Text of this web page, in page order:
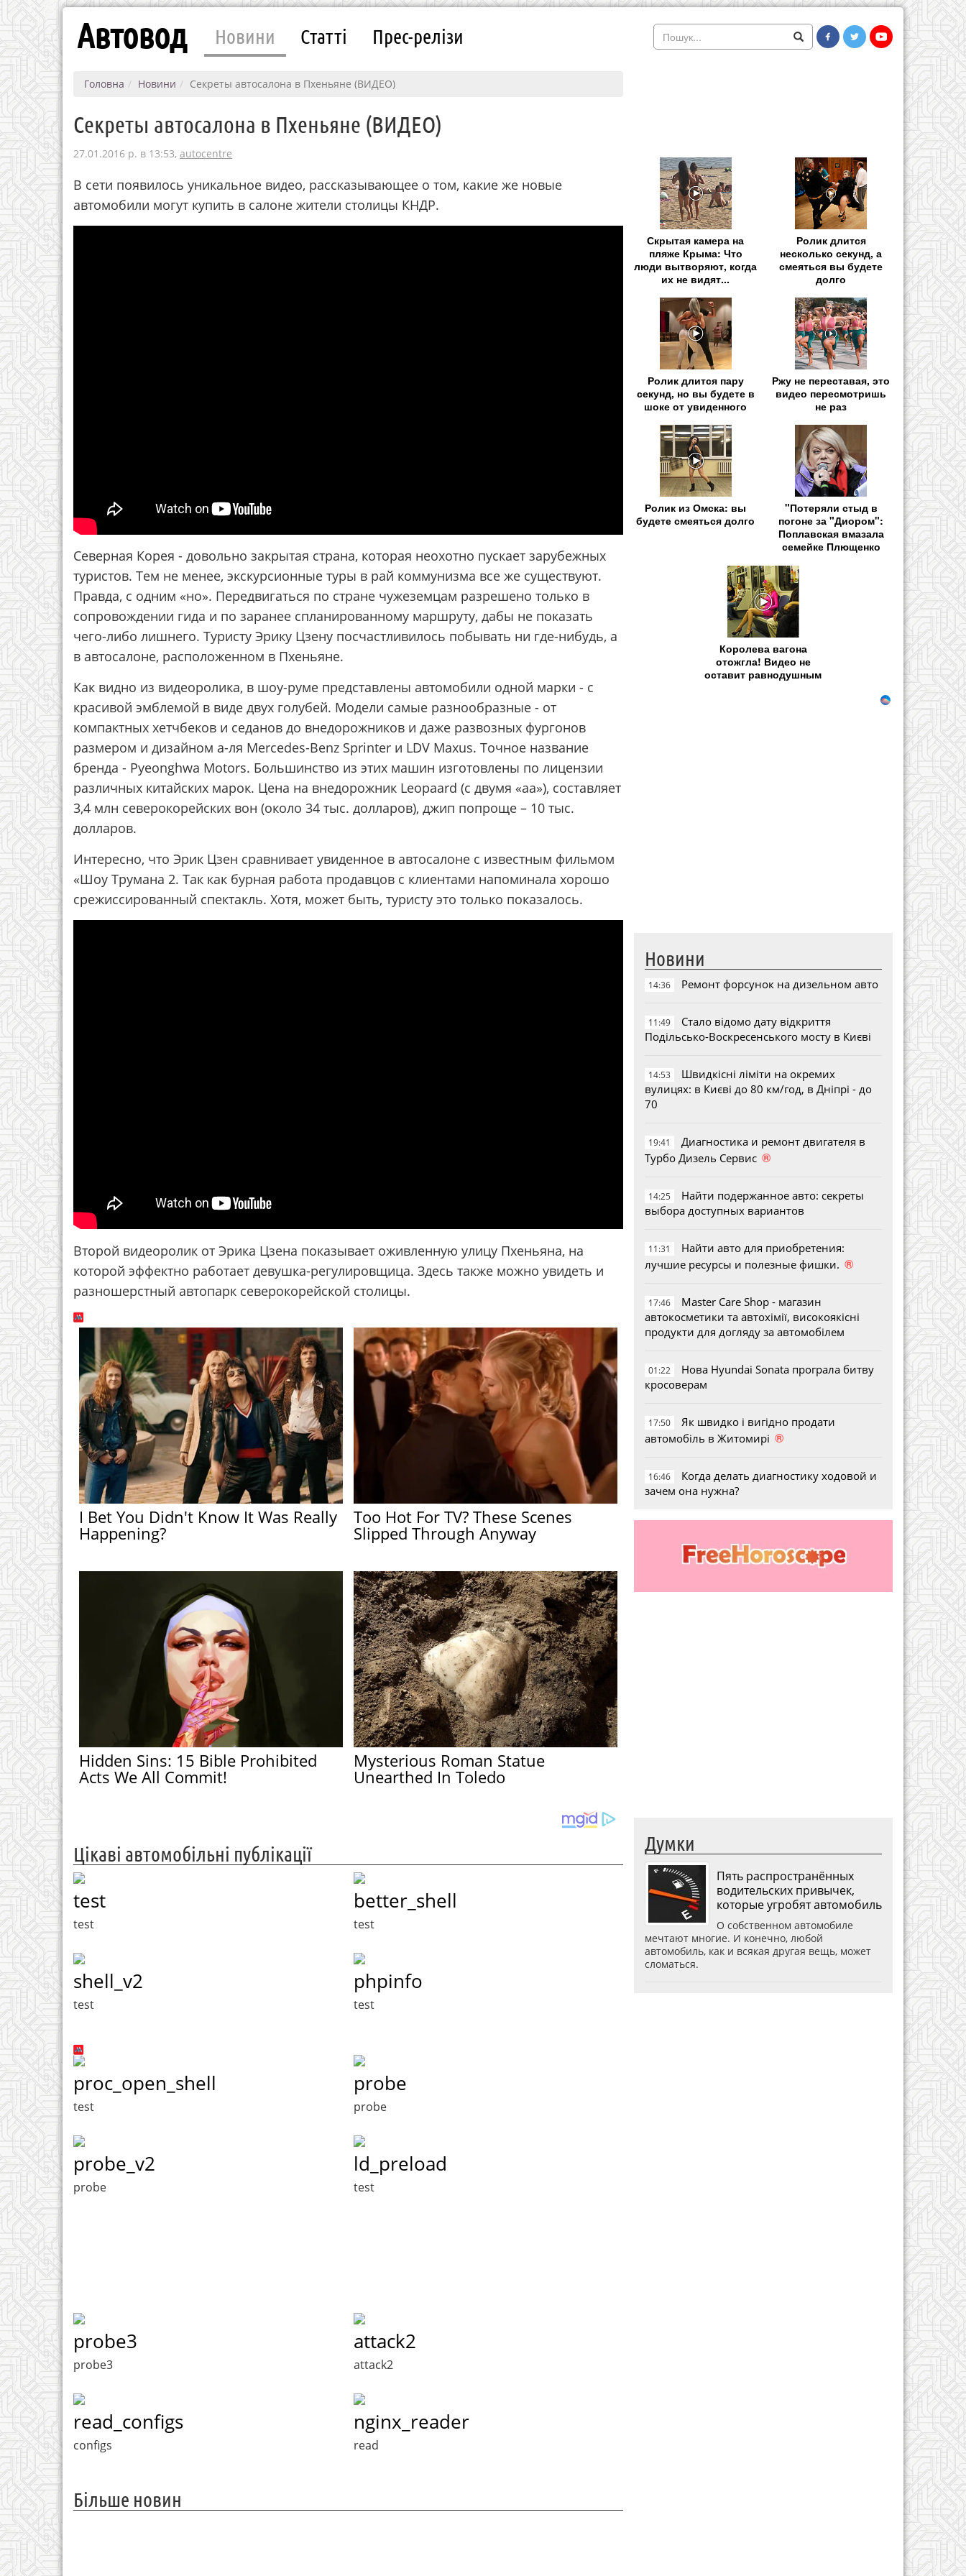
Автовод Новини Статті Прес-релізи
Головна Новини Секреты автосалона в Пхеньяне (ВИДЕО)
Секреты автосалона в Пхеньяне (ВИДЕО)
27.01.2016 р. в 13:53, autocentre
В сети появилось уникальное видео, рассказывающее о том, какие же новые
автомобили могут купить в салоне жители столицы КНДР.
Северная Корея - довольно закрытая страна, которая неохотно пускает зарубежных
туристов. Тем не менее, экскурсионные туры в рай коммунизма все же существуют.
Правда, с одним «но». Передвигаться по стране чужеземцам разрешено только в
сопровождении гида и по заранее спланированному маршруту, дабы не показать
чего-либо лишнего. Туристу Эрику Цзену посчастливилось побывать ни где-нибудь, а
в автосалоне, расположенном в Пхеньяне.
Как видно из видеоролика, в шоу-руме представлены автомобили одной марки - с
красивой эмблемой в виде двух голубей. Модели самые разнообразные - от
компактных хетчбеков и седанов до внедорожников и даже развозных фургонов
размером и дизайном а-ля Mercedes-Benz Sprinter и LDV Maxus. Точное название
бренда - Pyeonghwa Motors. Большинство из этих машин изготовлены по лицензии
различных китайских марок. Цена на внедорожник Leopaard (c двумя «аа»), составляет
3,4 млн северокорейских вон (около 34 тыс. долларов), джип попроще – 10 тыс.
долларов.
Интересно, что Эрик Цзен сравнивает увиденное в автосалоне с известным фильмом
«Шоу Трумана 2. Так как бурная работа продавцов с клиентами напоминала хорошо
срежиссированный спектакль. Хотя, может быть, туристу это только показалось.
Второй видеоролик от Эрика Цзена показывает оживленную улицу Пхеньяна, на
которой эффектно работает девушка-регулировщица. Здесь также можно увидеть и
разношерстный автопарк северокорейской столицы.
I Bet You Didn't Know It Was Really
Happening?
Too Hot For TV? These Scenes
Slipped Through Anyway
Hidden Sins: 15 Bible Prohibited
Acts We All Commit!
Mysterious Roman Statue
Unearthed In Toledo
Цікаві автомобільні публікації
test
test
better_shell
test
shell_v2
test
phpinfo
test
proc_open_shell
test
probe
probe
probe_v2
probe
ld_preload
test
probe3
probe3
attack2
attack2
read_configs
configs
nginx_reader
read
Більше новин
Скрытая камера на
пляже Крыма: Что
люди вытворяют, когда
их не видят...
Ролик длится
несколько секунд, а
смеяться вы будете
долго
Ролик длится пару
секунд, но вы будете в
шоке от увиденного
Ржу не переставая, это
видео пересмотришь
не раз
Ролик из Омска: вы
будете смеяться долго
"Потеряли стыд в
погоне за "Диором":
Поплавская вмазала
семейке Плющенко
Королева вагона
отожгла! Видео не
оставит равнодушным
Новини
14:36 Ремонт форсунок на дизельном авто
11:49
Стало відомо дату відкриття
Подільсько-Воскресенського мосту в Києві
14:53
Швидкісні ліміти на окремих
вулицях: в Києві до 80 км/год, в Дніпрі - до
70
19:41
Диагностика и ремонт двигателя в
Турбо Дизель Сервис ®
14:25
Найти подержанное авто: секреты
выбора доступных вариантов
11:31
Найти авто для приобретения:
лучшие ресурсы и полезные фишки. ®
17:46
Master Care Shop - магазин
автокосметики та автохімії, високоякісні
продукти для догляду за автомобілем
01:22
Нова Hyundai Sonata програла битву
кросоверам
17:50
Як швидко і вигідно продати
автомобіль в Житомирі ®
16:46
Когда делать диагностику ходовой и
зачем она нужна?
Думки
Пять распространённых
водительских привычек,
которые угробят автомобиль
О собственном автомобиле
мечтают многие. И конечно, любой
автомобиль, как и всякая другая вещь, может
сломаться.